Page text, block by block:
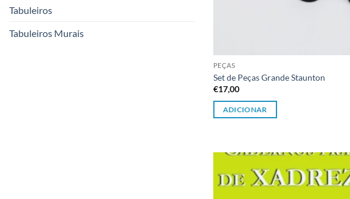
Tabuleiros
Tabuleiros Murais
PEÇAS
Set de Peças Grande Staunton
€17,00
ADICIONAR